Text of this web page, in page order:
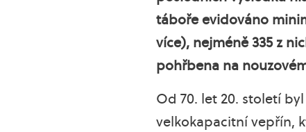
táboře evidováno
více), nejméně 335 z
pohřbena na
Od 70. let 20. století
velkokapacitní vepřín,